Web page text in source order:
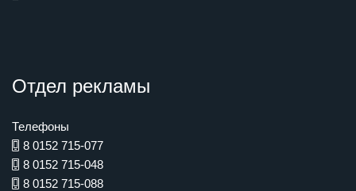
Отдел рекламы
Телефоны
8 0152 715-077
8 0152 715-048
8 0152 715-088